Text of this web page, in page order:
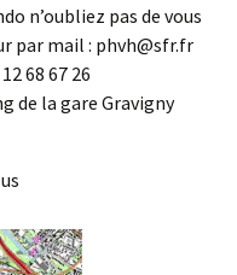
n’oubliez pas de vous
par mail : phvh@sfr.fr
68 67 26
de la gare Gravigny